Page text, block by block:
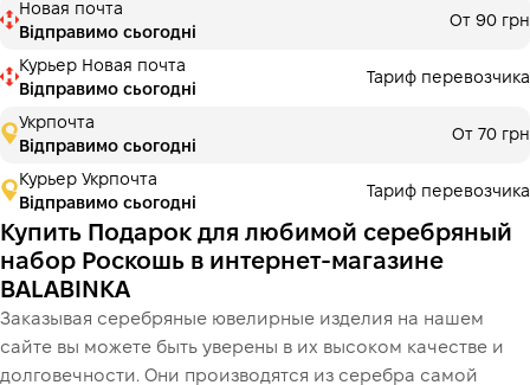
Оплата частями МоноБанк
Оплату можно разделить на 2 или 3 платежа. Без
дополнительных комиссий для покупателей.
Количество платежей выбирается на шаге оплаты в
3 месяцых2 203.33 ₴
Це ще не оформлення кредитного договору. Ви просто
переходите до наступного кроку.
Купить
Новая почта
Відправимо сьогодні
От 90 грн
Курьер Новая почта
Відправимо сьогодні
Тариф перевозчика
Укрпочта
Відправимо сьогодні
От 70 грн
Курьер Укрпочта
Відправимо сьогодні
Тариф перевозчика
Купить Подарок для любимой серебряный
набор Роскошь в интернет-магазине
BALABINKA
Заказывая серебряные ювелирные изделия на нашем
сайте вы можете быть уверены в их высоком качестве и
долговечности. Они производятся из серебра самой